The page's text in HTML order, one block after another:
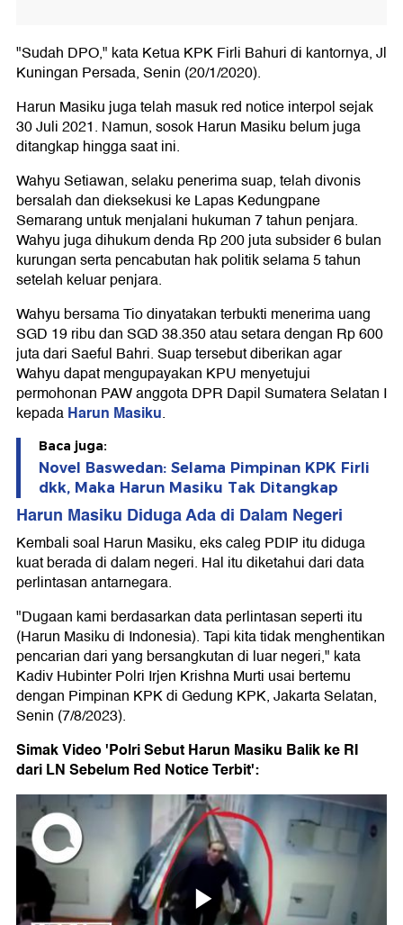
"Sudah DPO," kata Ketua KPK Firli Bahuri di kantornya, Jl
Kuningan Persada, Senin (20/1/2020).
Harun Masiku juga telah masuk red notice interpol sejak
30 Juli 2021. Namun, sosok Harun Masiku belum juga
ditangkap hingga saat ini.
Wahyu Setiawan, selaku penerima suap, telah divonis
bersalah dan dieksekusi ke Lapas Kedungpane
Semarang untuk menjalani hukuman 7 tahun penjara.
Wahyu juga dihukum denda Rp 200 juta subsider 6 bulan
kurungan serta pencabutan hak politik selama 5 tahun
setelah keluar penjara.
Wahyu bersama Tio dinyatakan terbukti menerima uang
SGD 19 ribu dan SGD 38.350 atau setara dengan Rp 600
juta dari Saeful Bahri. Suap tersebut diberikan agar
Wahyu dapat mengupayakan KPU menyetujui
permohonan PAW anggota DPR Dapil Sumatera Selatan I
kepadaHarun Masiku.
Baca juga:
Novel Baswedan: Selama Pimpinan KPK Firli
dkk, Maka Harun Masiku Tak Ditangkap
Harun Masiku Diduga Ada di Dalam Negeri
Kembali soal Harun Masiku, eks caleg PDIP itu diduga
kuat berada di dalam negeri. Hal itu diketahui dari data
perlintasan antarnegara.
"Dugaan kami berdasarkan data perlintasan seperti itu
(Harun Masiku di Indonesia). Tapi kita tidak menghentikan
pencarian dari yang bersangkutan di luar negeri," kata
Kadiv Hubinter Polri Irjen Krishna Murti usai bertemu
dengan Pimpinan KPK di Gedung KPK, Jakarta Selatan,
Senin (7/8/2023).
Simak Video 'Polri Sebut Harun Masiku Balik ke RI
dari LN Sebelum Red Notice Terbit':